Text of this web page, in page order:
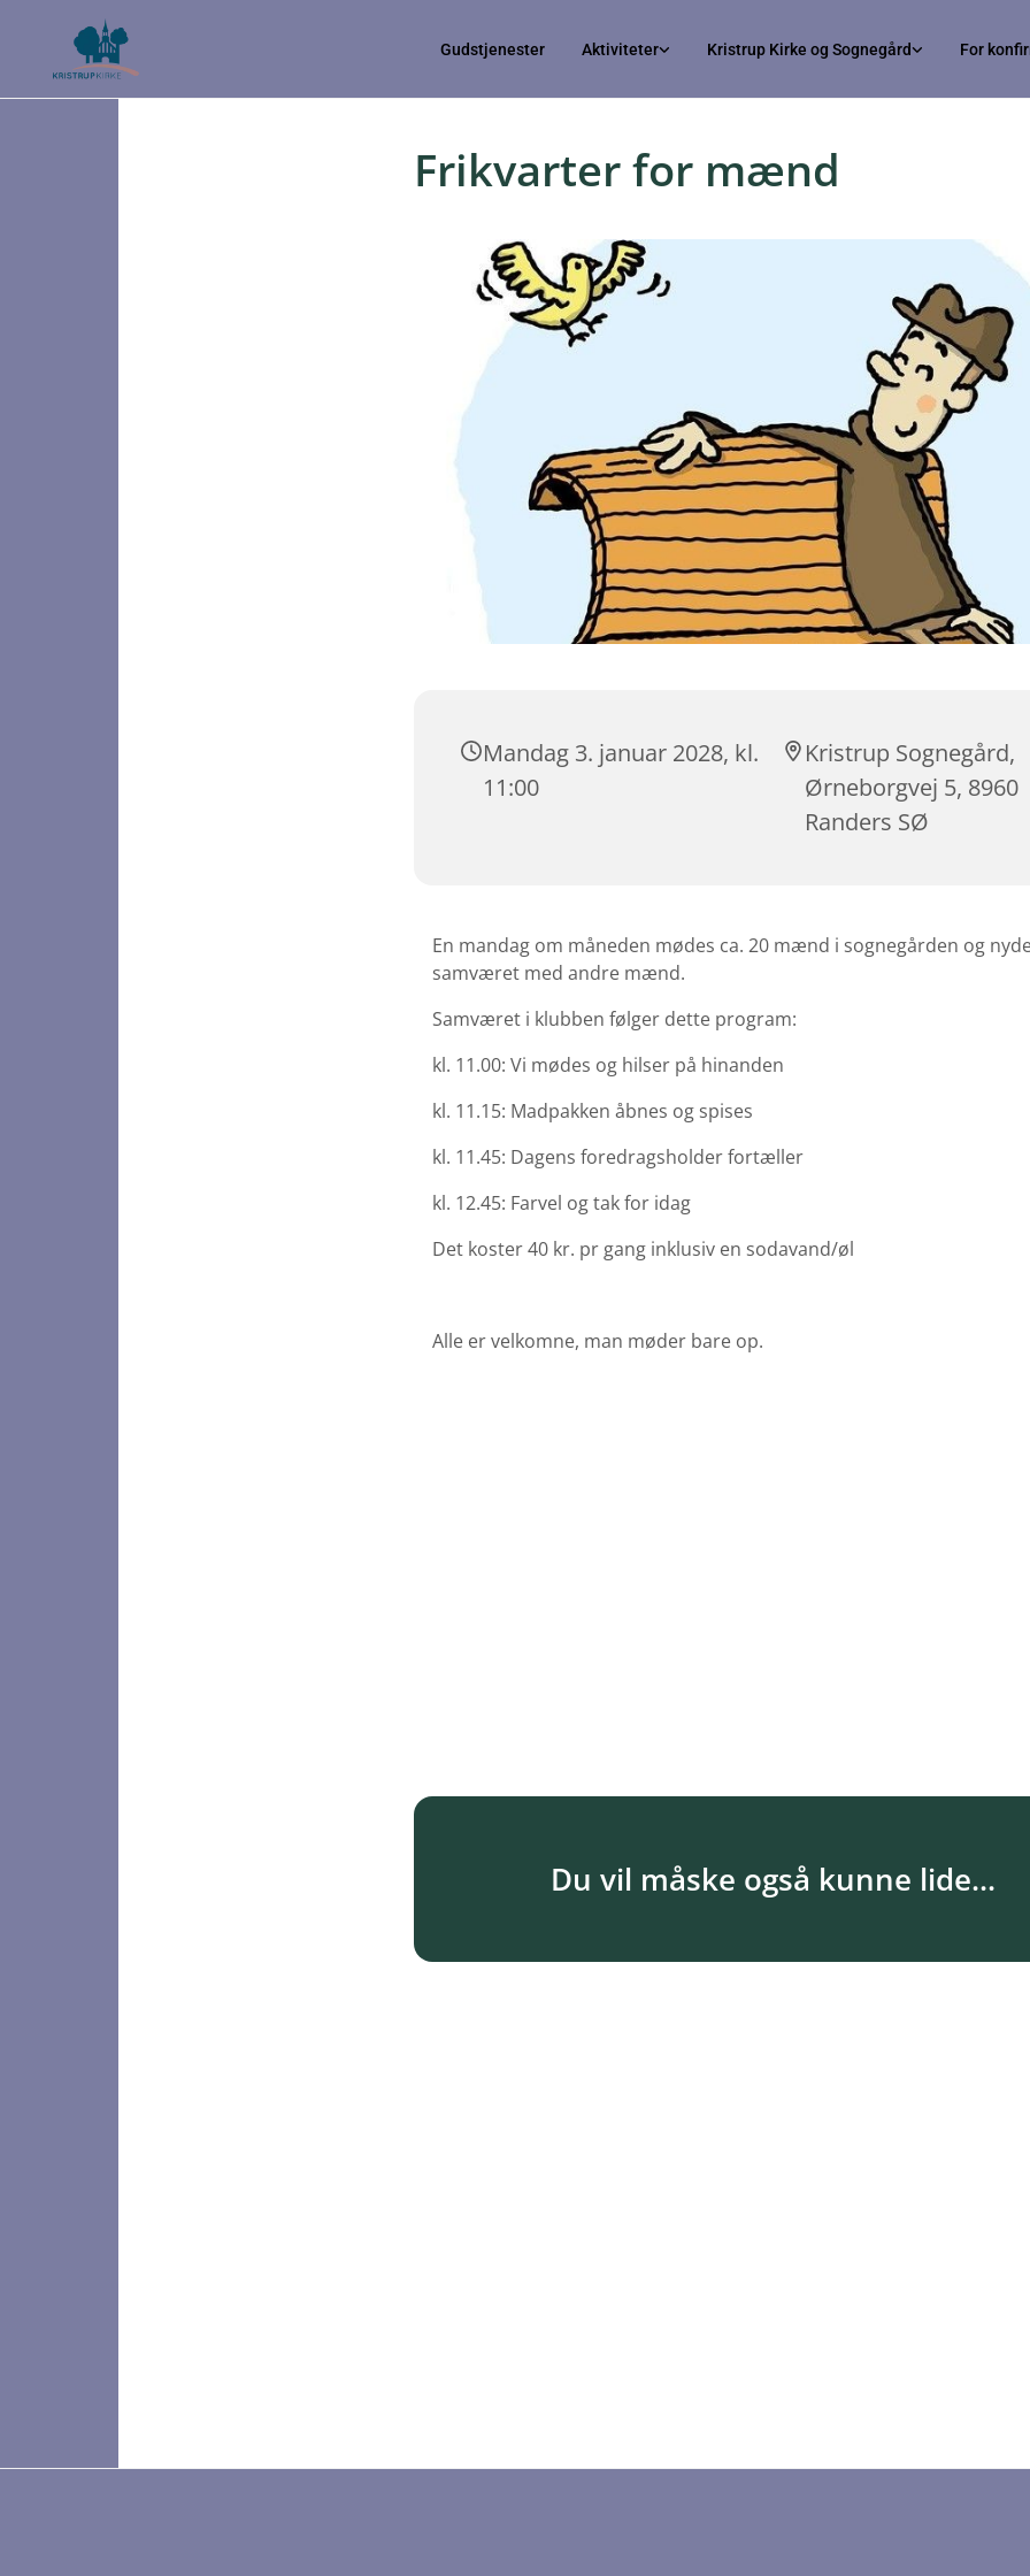
Gudstjenester Aktiviteter Kristrup Kirke og Sognegård For
Frikvarter for mænd
Mandag 3. januar 2028, kl.
11:00
Kristrup Sognegård,
Ørneborgvej 5, 8960
Randers SØ
En mandag om måneden mødes ca. 20 mænd i sognegården og
samværet med andre mænd.
Samværet i klubben følger dette program:
kl. 11.00: Vi mødes og hilser på hinanden
kl. 11.15: Madpakken åbnes og spises
kl. 11.45: Dagens foredragsholder fortæller
kl. 12.45: Farvel og tak for idag
Det koster 40 kr. pr gang inklusiv en sodavand/øl
Alle er velkomne, man møder bare op.
Du vil måske også kunne lide...